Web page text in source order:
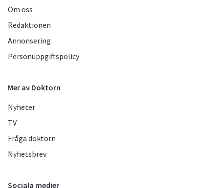
Om oss
Redaktionen
Annonsering
Personuppgiftspolicy
Mer av Doktorn
Nyheter
TV
Fråga doktorn
Nyhetsbrev
Sociala medier